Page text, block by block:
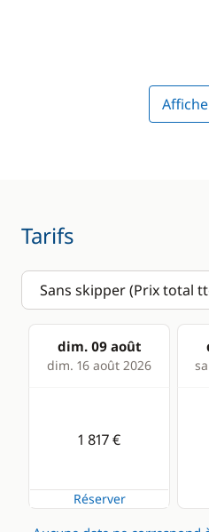
Tarifs
dim. 09 août
dim. 16 août 2026
1 817 €
Réserver